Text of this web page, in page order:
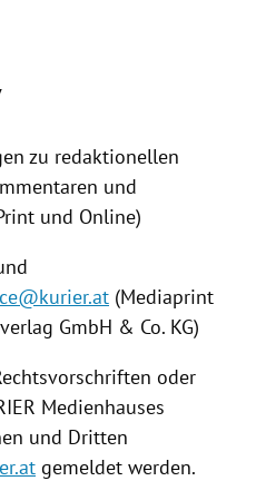
zu redaktionellen
und
und Online)
(Mediaprint
GmbH & Co. KG)
oder
Medienhauses
und Dritten
gemeldet werden.